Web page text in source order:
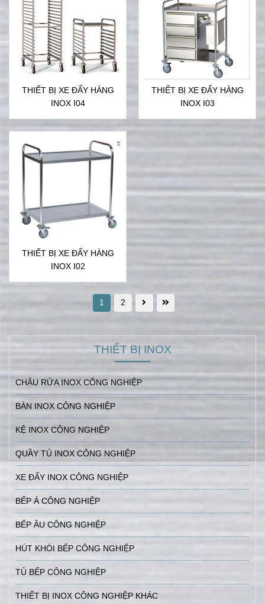
THIẾT BỊ XE ĐẨY HÀNG
INOX I04
THIẾT BỊ XE ĐẨY HÀNG
INOX I03
THIẾT BỊ XE ĐẨY HÀNG
INOX I02
1 2
THIẾT BỊ INOX
CHẬU RỬA INOX CÔNG NGHIỆP
BÀN INOX CÔNG NGHIỆP
KỆ INOX CÔNG NGHIỆP
QUẦY TỦ INOX CÔNG NGHIỆP
XE ĐẨY INOX CÔNG NGHIỆP
BẾP Á CÔNG NGHIỆP
BẾP ÂU CÔNG NGHIỆP
HÚT KHÓI BẾP CÔNG NGHIỆP
TỦ BẾP CÔNG NGHIỆP
THIẾT BỊ INOX CÔNG NGHIỆP KHÁC